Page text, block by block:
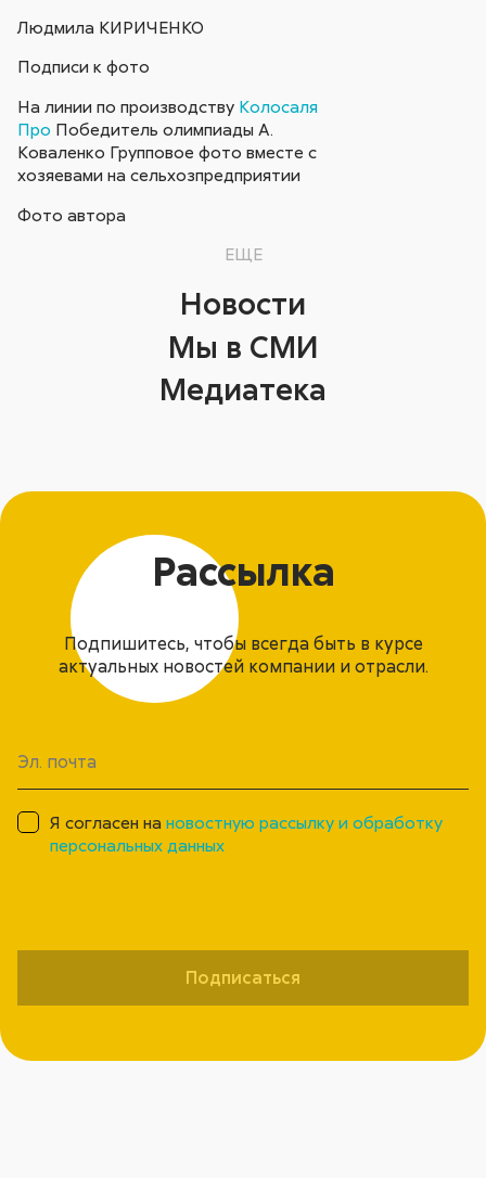
Людмила КИРИЧЕНКО
Подписи к фото
На линии по производству Колосаля
Про Победитель олимпиады А.
Коваленко Групповое фото вместе с
хозяевами на сельхозпредприятии
Фото автора
ЕЩЕ
Новости
Мы в СМИ
Медиатека
Рассылка
Подпишитесь, чтобы всегда быть в курсе
актуальных новостей компании и отрасли.
Я согласен нановостную рассылку и обработку
персональных данных
Подписаться